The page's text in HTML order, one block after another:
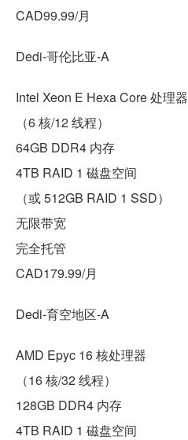
CAD99.99/月
Dedi-哥伦比亚-A
Intel Xeon E Hexa Core 处理器
（6 核/12 线程）
64GB DDR4 内存
4TB RAID 1 磁盘空间
（或 512GB RAID 1 SSD）
无限带宽
完全托管
CAD179.99/月
Dedi-育空地区-A
AMD Epyc 16 核处理器
（16 核/32 线程）
128GB DDR4 内存
4TB RAID 1 磁盘空间